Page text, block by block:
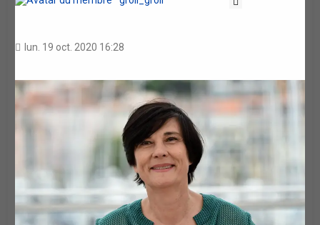
lun. 19 oct. 2020 16:28